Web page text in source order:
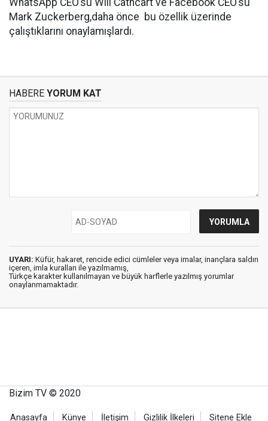
WhatsApp CEO’su Will Cathcart ve Facebook CEO’su
Mark Zuckerberg,daha önce bu özellik üzerinde
çalıştıklarını onaylamışlardı.
HABERE YORUM KAT
UYARI: Küfür, hakaret, rencide edici cümleler veya imalar, inançlara saldırı
içeren, imla kuralları ile yazılmamış,
Türkçe karakter kullanılmayan ve büyük harflerle yazılmış yorumlar
onaylanmamaktadır.
Bizim TV © 2020
Anasayfa Künye İletişim Gizlilik İlkeleri Sitene Ekle